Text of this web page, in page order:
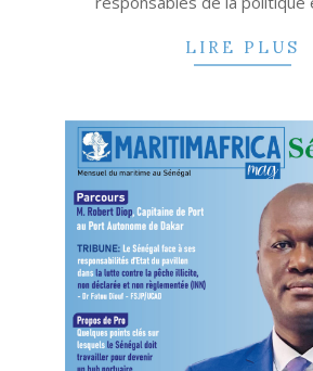
LIRE PLUS